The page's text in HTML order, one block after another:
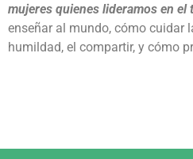
mujeres quienes lideramos en el
enseñar al mundo, cómo cuidar
humildad, el compartir, y cómo